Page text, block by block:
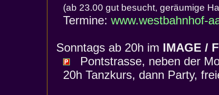
(ab 23.00 gut besucht, geräumige
Termine: www.westbahnhof-
Sonntags ab 20h im IMAGE /
Pontstrasse, neben der
20h Tanzkurs, dann Party,